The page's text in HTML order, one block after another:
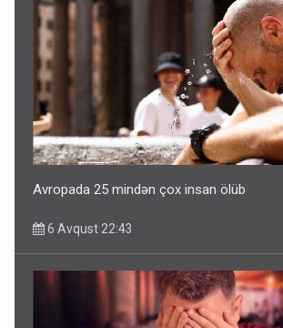
Avropada 25 mindən çox insan ölüb
6 Avqust 22:43